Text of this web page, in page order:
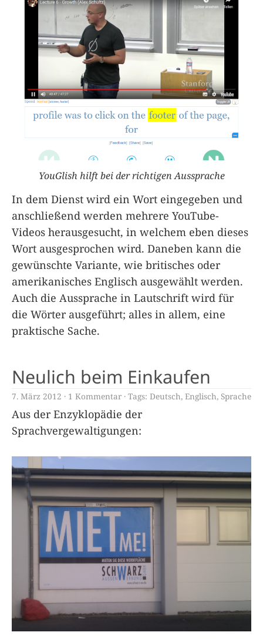
YouGlish hilft bei der richtigen Aussprache
In dem Dienst wird ein Wort eingegeben und
anschließend werden mehrere YouTube-
Videos herausgesucht, in welchem eben dieses
Wort ausgesprochen wird. Daneben kann die
gewünschte Variante, wie britisches oder
amerikanisches Englisch ausgewählt werden.
Auch die Aussprache in Lautschrift wird für
die Wörter ausgeführt; alles in allem, eine
praktische Sache.
Neulich beim Einkaufen
7. März 2012 1 Kommentar Tags: Deutsch, Englisch, Sprache
Aus der Enzyklopädie der
Sprachvergewaltigungen: